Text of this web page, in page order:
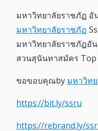
มหาวิทยาลัยราชภัฏ
มหาวิทยาลัยราชภัฏ
มหาวิทยาลัยราชภัฏอั
สวนสุนันทาสมัคร Top
ขอขอบคุณby มหาวิท
https://bit.ly/ssru
https://rebrand.ly/